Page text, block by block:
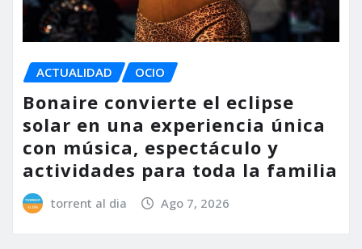
ACTUALIDAD OCIO
Bonaire convierte el eclipse
solar en una experiencia única
con música, espectáculo y
actividades para toda la familia
torrent al dia Ago 7, 2026